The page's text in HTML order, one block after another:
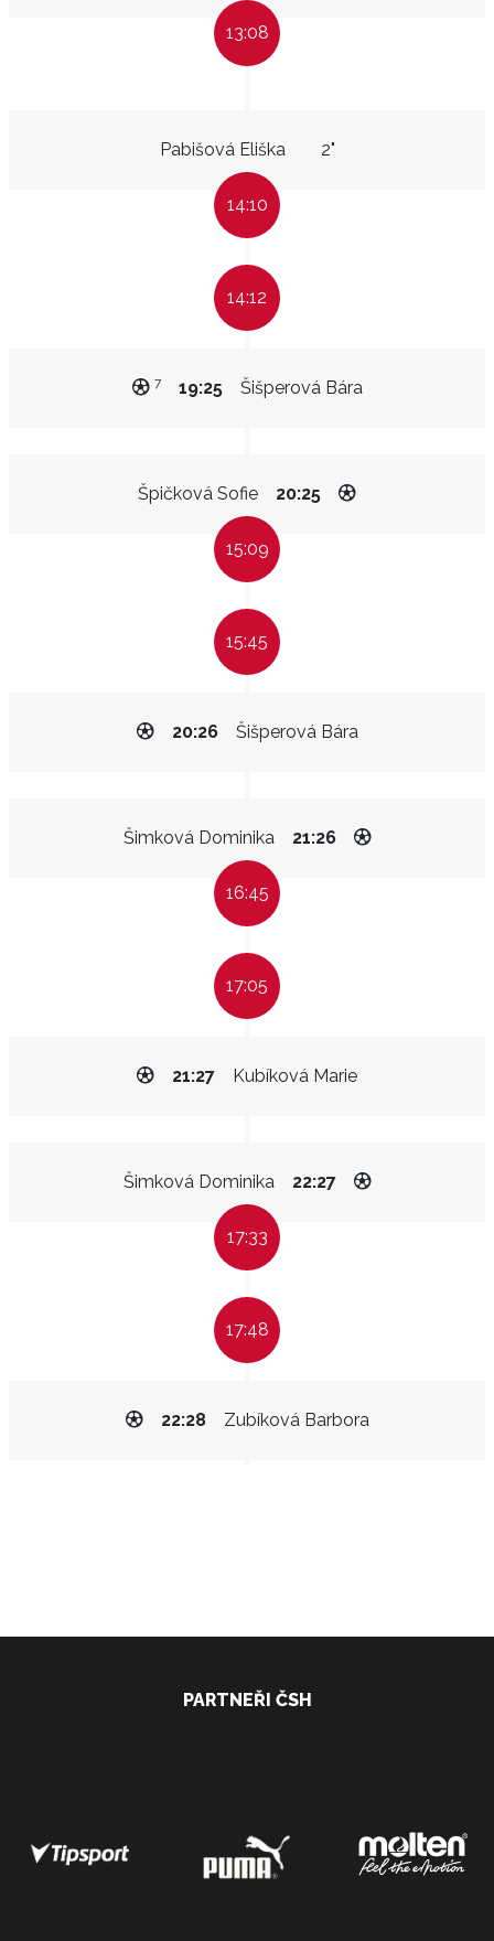
13:08
Pabišová Eliška 2"
14:10
14:12
Šišperová Bára
19:25
7
Špičková Sofie 20:25
15:09
15:45
Šišperová Bára
20:26
Šimková Dominika 21:26
16:45
17:05
Kubíková Marie
21:27
Šimková Dominika 22:27
17:33
17:48
Zubíková Barbora
22:28
PARTNEŘI ČSH